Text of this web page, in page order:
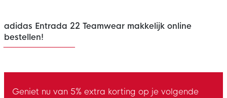
adidas Entrada 22 Teamwear makkelijk online
bestellen!
Geniet nu van 5% extra korting op je volgende